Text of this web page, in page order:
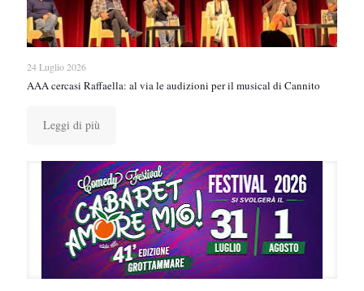
24 Luglio 2026
AAA cercasi Raffaella: al via le audizioni per il musical di Cannito
Leggi di più